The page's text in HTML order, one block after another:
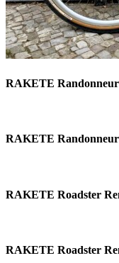
RAKETE
RAKETE
RAKETE Roadster
RAKETE Roadster